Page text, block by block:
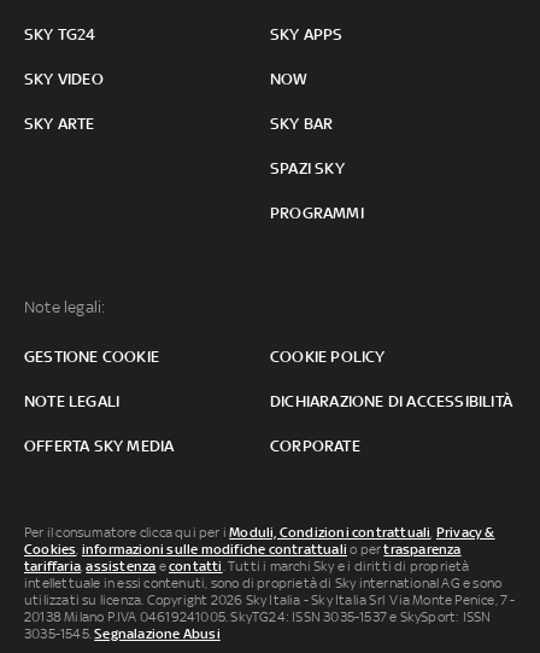
SKY TG24
SKY VIDEO
SKY ARTE
SKY APPS
NOW
SKY BAR
SPAZI SKY
PROGRAMMI
Note legali:
GESTIONE COOKIE COOKIE POLICY
NOTE LEGALI DICHIARAZIONE DI ACCESSIBILITÀ
OFFERTA SKY MEDIA CORPORATE
Per il consumatore clicca qui per iModuli, Condizioni contrattuali Privacy &
Cookies informazioni sulle modifiche contrattuali o pertrasparenza
tariffaria ,assistenza econtatti . Tutti i marchi Sky e i diritti di proprietà
intellettuale in essi contenuti, sono di proprietà di Sky international AG e sono
utilizzati su licenza. Copyright 2026 Sky Italia - Sky Italia Srl Via Monte Penice, 7 -
20138 Milano P.IVA 04619241005. SkyTG24: ISSN 3035-1537 e SkySport: ISSN
3035-1545.Segnalazione Abusi